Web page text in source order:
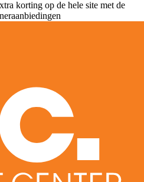
korting op de hele site met de